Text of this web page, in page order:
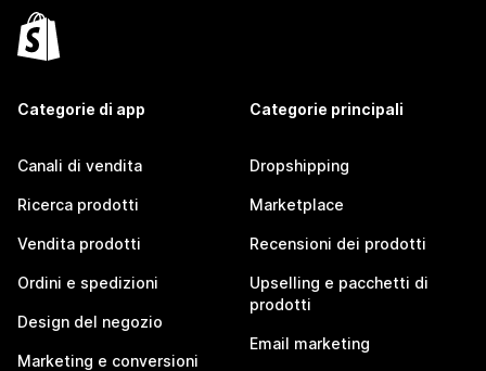
Categorie di app
Canali di vendita
Ricerca prodotti
Vendita prodotti
Ordini e spedizioni
Design del negozio
Marketing e conversioni
Categorie principali
Dropshipping
Marketplace
Recensioni dei prodotti
Upselling e pacchetti di
prodotti
Email marketing